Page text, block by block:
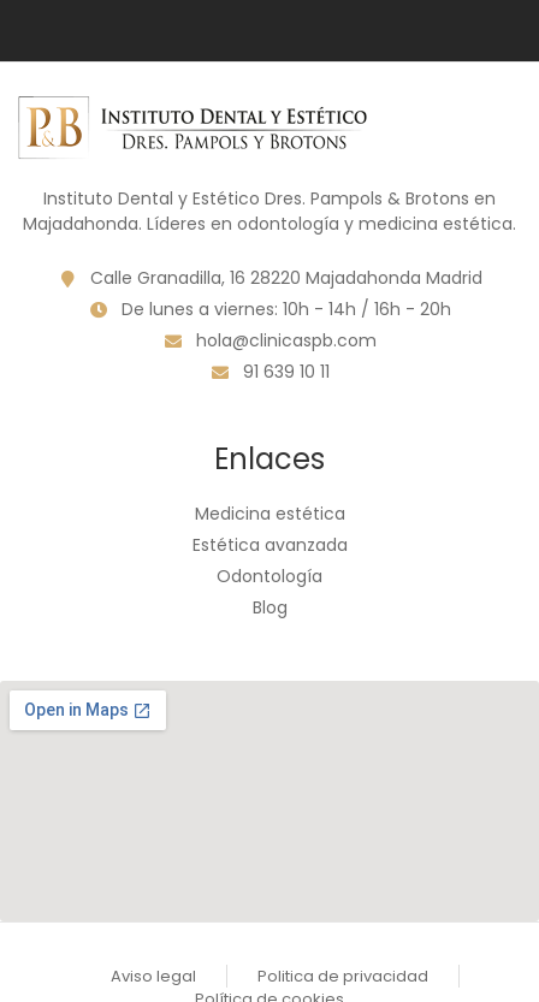
Instituto Dental y Estético Dres. Pampols & Brotons en
Majadahonda. Líderes en odontología y medicina estética.
Calle Granadilla, 16 28220 Majadahonda Madrid
De lunes a viernes: 10h - 14h / 16h - 20h
hola@clinicaspb.com
91 639 10 11
Enlaces
Medicina estética
Estética avanzada
Odontología
Blog
Aviso legal
Politica de privacidad